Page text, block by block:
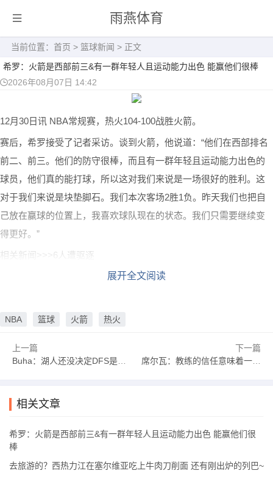
雨燕体育
当前位置： 首页 > 篮球新闻 > 正文
希罗：火箭是西部前三&有一群年轻人且运动能力出色 能赢他们很棒
2026年08月07日 14:42
12月30日讯 NBA常规赛，热火104-100战胜火箭。
赛后，希罗接受了记者采访。谈到火箭，他说道：“他们在西部排名
前二、前三。他们的防守很棒，而且有一群年轻且运动能力出色的
球员，他们真的能打球，所以这对我们来说是一场很好的胜利。这
对于我们来说是块垫脚石。我们本次客场2胜1负。昨天我们也把自
己放在赢球的位置上，我喜欢球队现在的状态。我们只需要继续变
得更好。”
相关新闻>>>6人遭驱逐
展开全文阅读
NBA 篮球 火箭 热火
上一篇
Buha：湖人还没决定DFS是否首发 比较合逻辑的是八村塁替补
下一篇
席尔瓦：教练的信任意味着一切 大家在场上都在做正确的事情
相关文章
希罗：火箭是西部前三&有一群年轻人且运动能力出色 能赢他们很
棒
去旅游的？西热力江在塞尔维亚吃上牛肉刀削面 还有刚出炉的列巴~